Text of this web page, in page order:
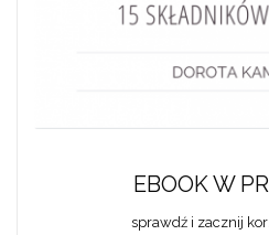
EBOOK W
sprawdź i zacznij